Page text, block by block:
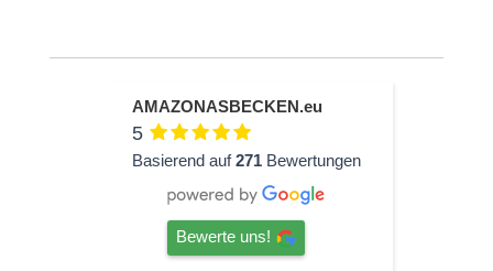
AMAZONASBECKEN.eu
5
Basierend auf271 Bewertungen
Bewerte uns!